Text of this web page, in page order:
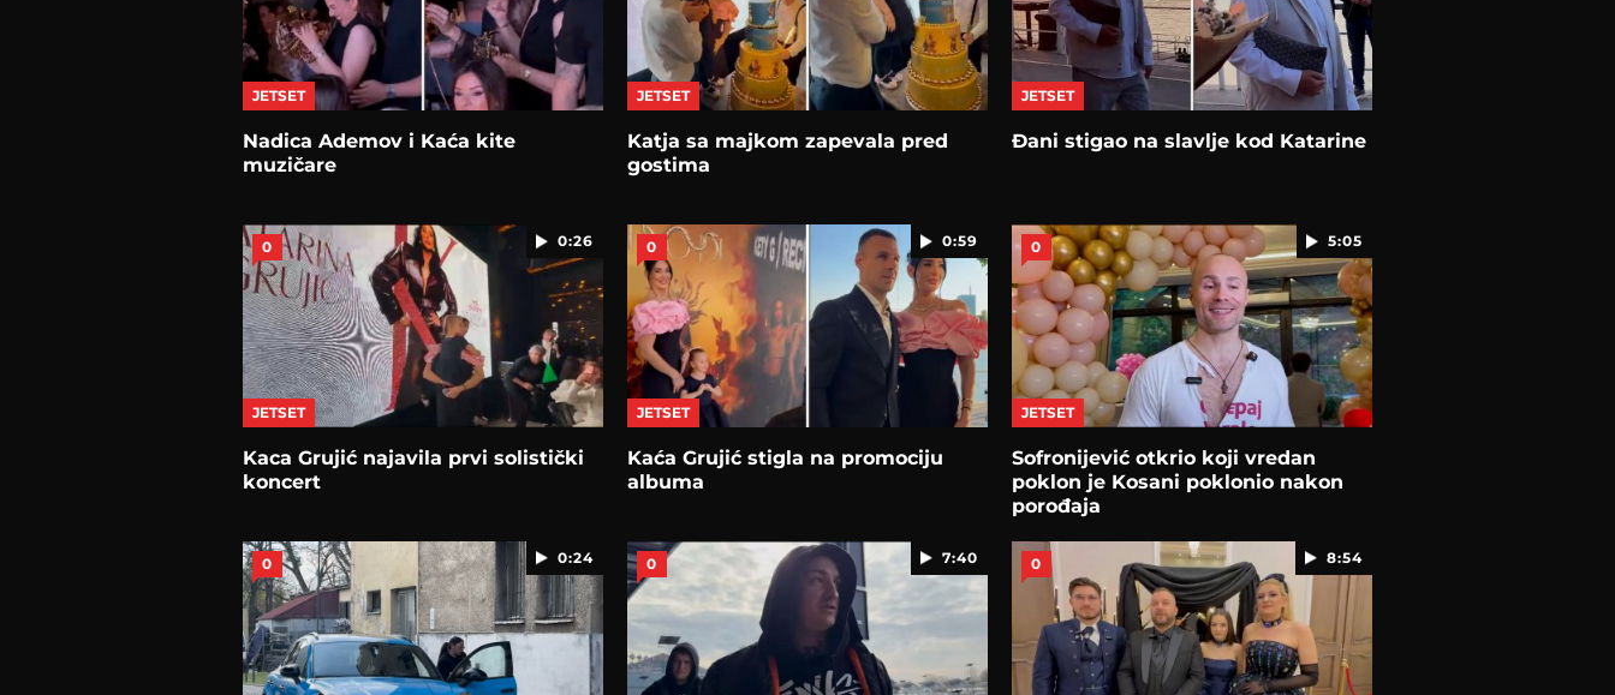
JETSET
Nadica Ademov i Kaća kite
muzičare
JETSET
Katja sa majkom zapevala pred
gostima
JETSET
Đani stigao na slavlje kod Katarine
0:26
0
JETSET
Kaca Grujić najavila prvi solistički
koncert
0:59
0
JETSET
Kaća Grujić stigla na promociju
albuma
5:05
0
JETSET
Sofronijević otkrio koji vredan
poklon je Kosani poklonio nakon
porođaja
0:24
0 7:40
0 8:54
0